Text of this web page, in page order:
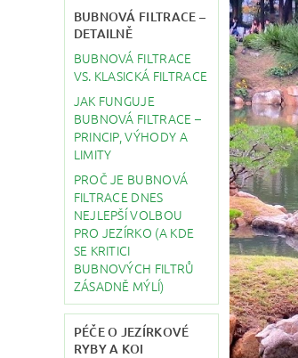
BUBNOVÁ FILTRACE –
DETAILNĚ
BUBNOVÁ FILTRACE
VS. KLASICKÁ FILTRACE
JAK FUNGUJE
BUBNOVÁ FILTRACE –
PRINCIP, VÝHODY A
LIMITY
PROČ JE BUBNOVÁ
FILTRACE DNES
NEJLEPŠÍ VOLBOU
PRO JEZÍRKO (A KDE
SE KRITICI
BUBNOVÝCH FILTRŮ
ZÁSADNĚ MÝLÍ)
PÉČE O JEZÍRKOVÉ
RYBY A KOI